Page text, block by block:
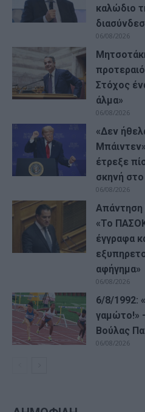
καλώδιο
06/08/2026
Στόχος
άλμα»
06/08/2026
«Δεν
έτρεξε
σκηνή
06/08/2026
Απάντηση
«Το
έγγραφα
αφήγημα»
06/08/2026
6/8/1992:
γαμώτο!»
Βούλας
06/08/2026